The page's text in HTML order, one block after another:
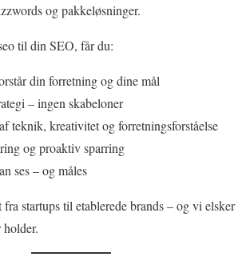
og pakkeløsninger.
til din SEO, får du:
din forretning og dine mål
– ingen skabeloner
teknik, kreativitet og forretningsforståelse
og proaktiv sparring
ses – og måles
startups til etablerede brands – og vi elsker